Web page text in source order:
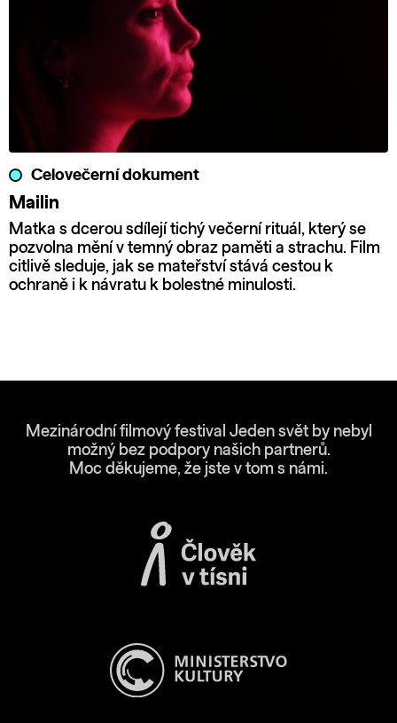
Celovečerní dokument
Mailin
Matka s dcerou sdílejí tichý večerní rituál, který se
pozvolna mění v temný obraz paměti a strachu. Film
citlivě sleduje, jak se mateřství stává cestou k
ochraně i k návratu k bolestné minulosti.
Mezinárodní filmový festival Jeden svět by nebyl
možný bez podpory našich partnerů.
Moc děkujeme, že jste v tom s námi.